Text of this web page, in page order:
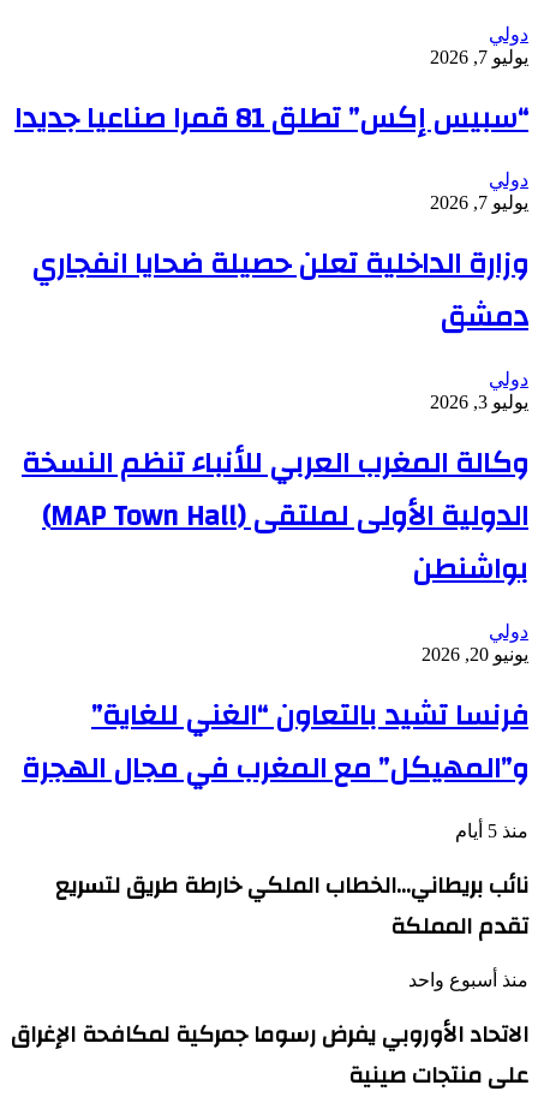
دولي
يوليو 7, 2026
“سبيس إكس” تطلق 81 قمرا صناعيا جديدا
دولي
يوليو 7, 2026
وزارة الداخلية تعلن حصيلة ضحايا انفجاري
دمشق
دولي
يوليو 3, 2026
وكالة المغرب العربي للأنباء تنظم النسخة
الدولية الأولى لملتقى (MAP Town Hall)
بواشنطن
دولي
يونيو 20, 2026
فرنسا تشيد بالتعاون “الغني للغاية”
و”المهيكل” مع المغرب في مجال الهجرة
منذ 5 أيام
نائب بريطاني…الخطاب الملكي خارطة طريق لتسريع
تقدم المملكة
منذ أسبوع واحد
الاتحاد الأوروبي يفرض رسوما جمركية لمكافحة الإغراق
على منتجات صينية